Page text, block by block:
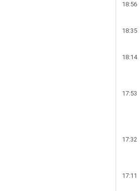
18:56
18:35
18:14
17:53
17:32
17:11